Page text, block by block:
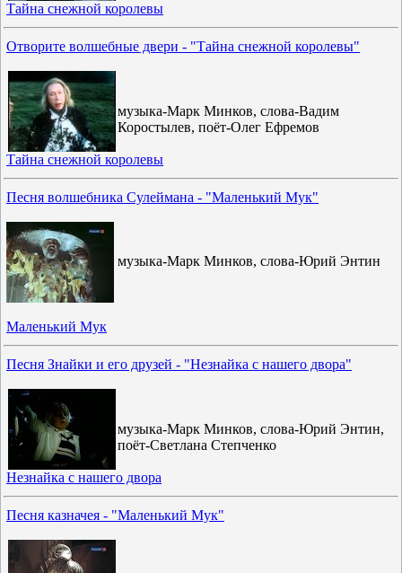
Тайна снежной королевы
Отворите волшебные двери - "Тайна снежной королевы"
музыка-Марк Минков, слова-Вадим
Коростылев, поёт-Олег Ефремов
Тайна снежной королевы
Песня волшебника Сулеймана - "Маленький Мук"
музыка-Марк Минков, слова-Юрий Энтин
Маленький Мук
Песня Знайки и его друзей - "Незнайка с нашего двора"
музыка-Марк Минков, слова-Юрий Энтин,
поёт-Светлана Степченко
Незнайка с нашего двора
Песня казначея - "Маленький Мук"